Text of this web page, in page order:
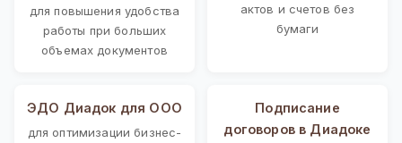
для повышения удобства
работы при больших
объемах документов
актов и счетов без
бумаги
ЭДО Диадок для ООО
для оптимизации бизнес-
Подписание
договоров в Диадоке